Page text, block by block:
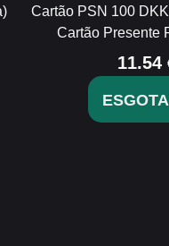
Cartão PSN 100
Cartão Presente
11.54